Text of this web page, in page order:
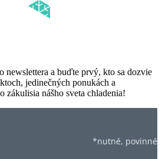
newslettera a buďte prvý, kto sa dozvie
jedinečných ponukách a
zákulisia nášho sveta chladenia!
*nutné, povinné